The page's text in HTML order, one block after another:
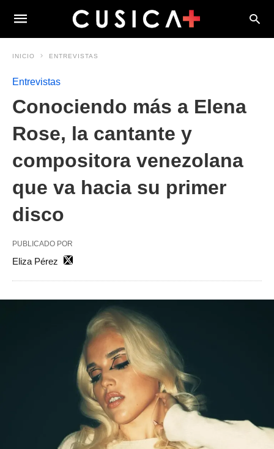
INICIO ENTREVISTAS
Entrevistas
Conociendo más a Elena
Rose, la cantante y
compositora venezolana
que va hacia su primer
disco
PUBLICADO POR
Eliza Pérez